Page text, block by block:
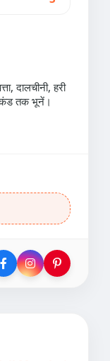
दालचीनी, हरी
तक भूनें।